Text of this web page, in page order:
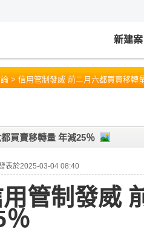
新建案
> 信用管制發威 前二月六都買賣移轉
買賣移轉量 年減25％
表於2025-03-04 08:40
管制發威
％